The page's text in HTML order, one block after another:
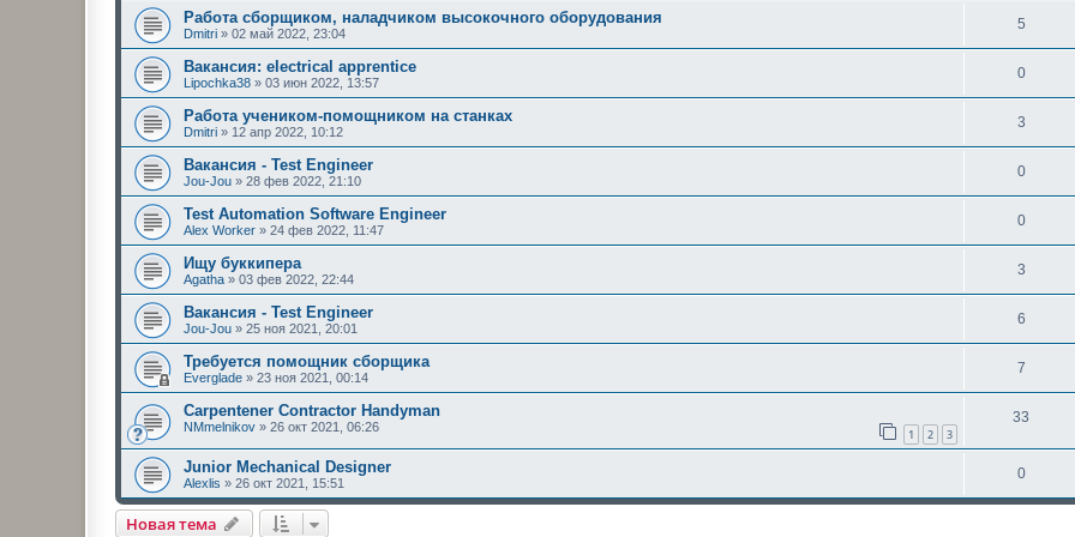
Работа сборщиком, наладчиком высокочного оборудования
Dmitri » 02 май 2022, 23:04
5
Вакансия: electrical apprentice
Lipochka38 » 03 июн 2022, 13:57
0
Работа учеником-помощником на станках
Dmitri » 12 апр 2022, 10:12
3
Вакансия - Test Engineer
Jou-Jou » 28 фев 2022, 21:10
0
Test Automation Software Engineer
Alex Worker » 24 фев 2022, 11:47
0
Ищу буккипера
Agatha » 03 фев 2022, 22:44
3
Вакансия - Test Engineer
Jou-Jou » 25 ноя 2021, 20:01
6
Требуется помощник сборщика
Everglade » 23 ноя 2021, 00:14
7
Carpentener Contractor Handyman
NMmelnikov » 26 окт 2021, 06:26 1 2 3
33
Junior Mechanical Designer
Alexlis » 26 окт 2021, 15:51
0
Новая тема